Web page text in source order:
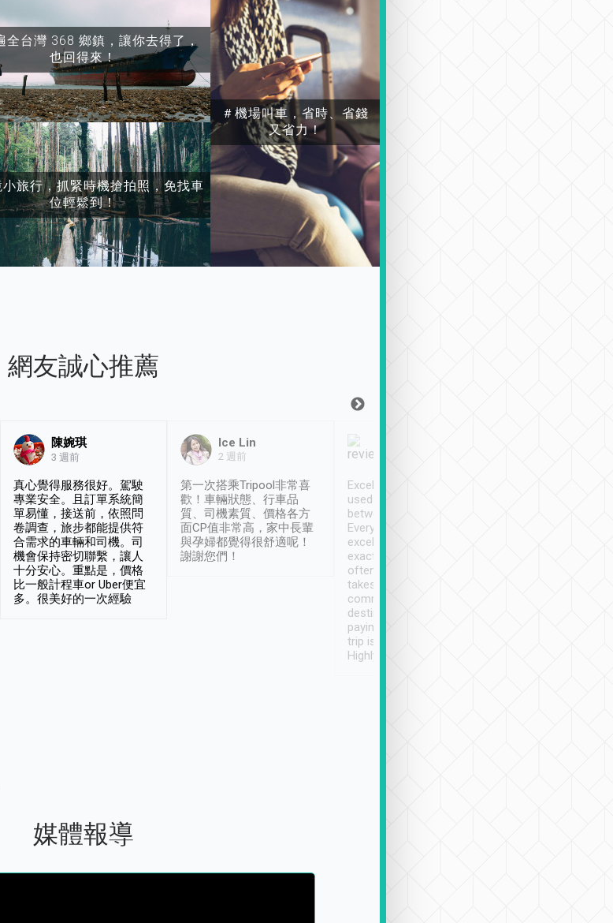
全台灣 368 鄉鎮，讓你去得了，
也回得來！
旅行，抓緊時機搶拍照，免找車
位輕鬆到！
＃機場叫車，省時、省錢
又省力！
網友誠心推薦
陳婉琪
3 週前
真心覺得服務很好。駕駛
專業安全。且訂單系統簡
單易懂，接送前，依照問
卷調查，旅步都能提供符
合需求的車輛和司機。司
機會保持密切聯繫，讓人
十分安心。重點是，價格
比一般計程車or Uber便宜
多。很美好的一次經驗
Ice Lin
2 週前
第一次搭乘Tripool非常喜
歡！車輛狀態、行車品
質、司機素質、價格各方
面CP值非常高，家中長輩
與孕婦都覺得很舒適呢！
謝謝您們！
Excellent service. We have
used Tripool to travel
between cities in Taiwan.
Every driver has been
excellent and arrives
exactly on time. As there is
often limited English it
takes the difficulty out of
communicating the
destination details and
paying online prior to the
trip is very convenient.
Highly recommended
媒體報導